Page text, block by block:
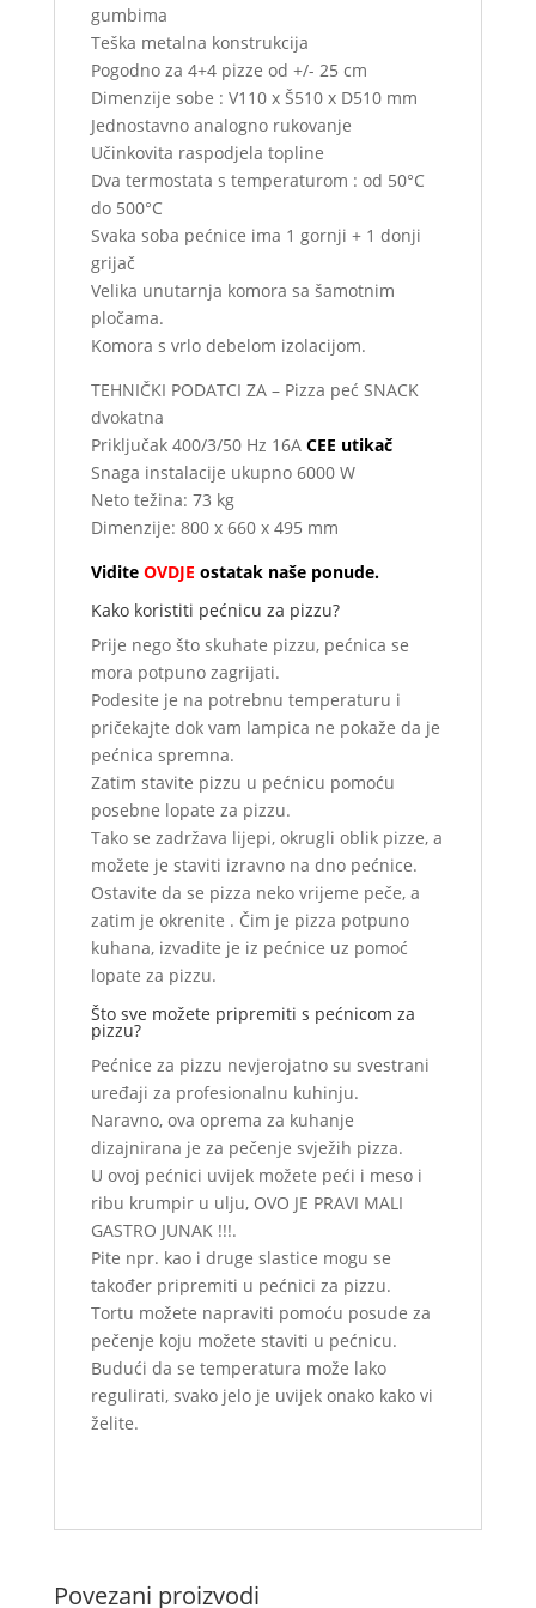
gumbima
Teška metalna konstrukcija
Pogodno za 4+4 pizze od +/- 25 cm
Dimenzije sobe : V110 x Š510 x D510 mm
Jednostavno analogno rukovanje
Učinkovita raspodjela topline
Dva termostata s temperaturom : od 50°C
do 500°C
Svaka soba pećnice ima 1 gornji + 1 donji
grijač
Velika unutarnja komora sa šamotnim
pločama.
Komora s vrlo debelom izolacijom.
TEHNIČKI PODATCI ZA – Pizza peć SNACK
dvokatna
Priključak 400/3/50 Hz 16A CEE utikač
Snaga instalacije ukupno 6000 W
Neto težina: 73 kg
Dimenzije: 800 x 660 x 495 mm
Vidite OVDJE ostatak naše ponude.
Kako koristiti pećnicu za pizzu?
Prije nego što skuhate pizzu, pećnica se
mora potpuno zagrijati.
Podesite je na potrebnu temperaturu i
pričekajte dok vam lampica ne pokaže da je
pećnica spremna.
Zatim stavite pizzu u pećnicu pomoću
posebne lopate za pizzu.
Tako se zadržava lijepi, okrugli oblik pizze, a
možete je staviti izravno na dno pećnice.
Ostavite da se pizza neko vrijeme peče, a
zatim je okrenite . Čim je pizza potpuno
kuhana, izvadite je iz pećnice uz pomoć
lopate za pizzu.
Što sve možete pripremiti s pećnicom za
pizzu?
Pećnice za pizzu nevjerojatno su svestrani
uređaji za profesionalnu kuhinju.
Naravno, ova oprema za kuhanje
dizajnirana je za pečenje svježih pizza.
U ovoj pećnici uvijek možete peći i meso i
ribu krumpir u ulju, OVO JE PRAVI MALI
GASTRO JUNAK !!!.
Pite npr. kao i druge slastice mogu se
također pripremiti u pećnici za pizzu.
Tortu možete napraviti pomoću posude za
pečenje koju možete staviti u pećnicu.
Budući da se temperatura može lako
regulirati, svako jelo je uvijek onako kako vi
želite.
Povezani proizvodi